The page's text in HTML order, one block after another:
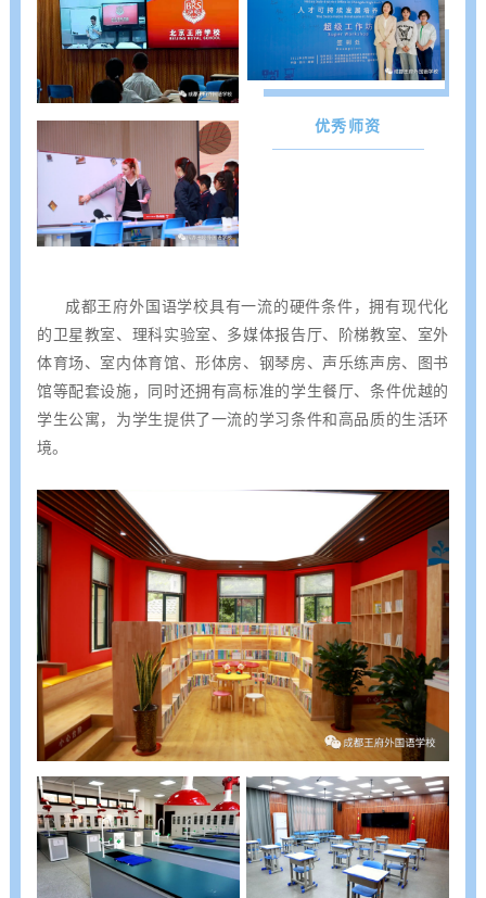
优秀师资
成都王府外国语学校具有一流的硬件条件，拥有现代化
的卫星教室、理科实验室、多媒体报告厅、阶梯教室、室外
体育场、室内体育馆、形体房、钢琴房、声乐练声房、图书
馆等配套设施，同时还拥有高标准的学生餐厅、条件优越的
学生公寓，为学生提供了一流的学习条件和高品质的生活环
境。